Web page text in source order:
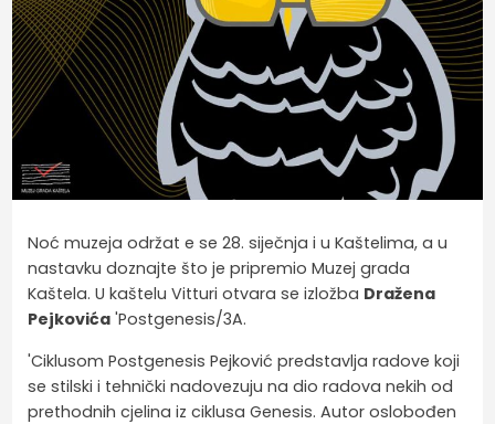
Noć muzeja održat e se 28. siječnja i u Kaštelima, a u
nastavku doznajte što je pripremio Muzej grada
Kaštela. U kaštelu Vitturi otvara se izložba Dražena
Pejkovića 'Postgenesis/3A.
'Ciklusom Postgenesis Pejković predstavlja radove koji
se stilski i tehnički nadovezuju na dio radova nekih od
prethodnih cjelina iz ciklusa Genesis. Autor oslobođen